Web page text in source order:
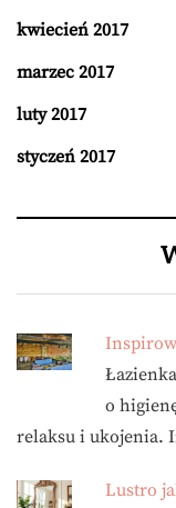
kwiecień 2017
marzec 2017
luty 2017
styczeń 2017
o
relaksu i ukojenia.
Lustro